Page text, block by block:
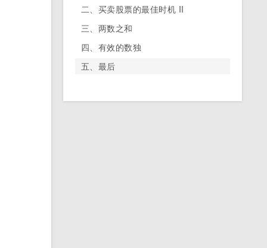
二、买卖股票的最佳时机 II
三、两数之和
四、有效的数独
五、最后